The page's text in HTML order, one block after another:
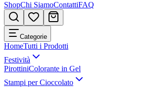
ShopChi SiamoContattiFAQ
Categorie
HomeTutti i Prodotti
Festività
PirottiniColorante in Gel
Stampi per Cioccolato